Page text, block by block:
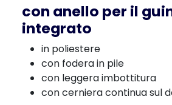
con anello per il
integrato
in poliestere
con fodera in pile
con leggera imbottitura
con cerniera continua sul